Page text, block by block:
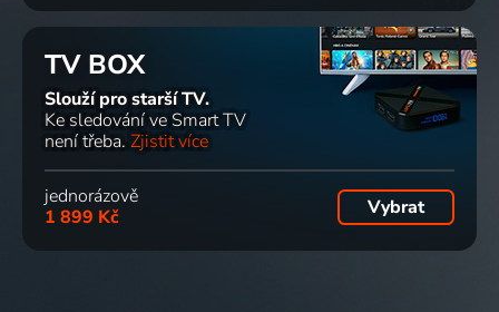
TV BOX
Slouží pro starší TV.
Ke sledování ve Smart TV
není třeba. Zjistit více
jednorázově
1 899 Kč
Vybrat